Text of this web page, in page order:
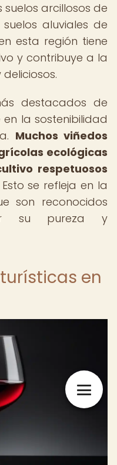
arcillosos de
aluviales de
esta región tiene
y contribuye a la
destacados de
la sostenibilidad
Muchos viñedos
ecológicas
respetuosos
Esto se refleja en la
son reconocidos
su pureza y
en